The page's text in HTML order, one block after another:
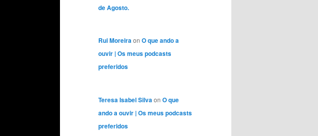
de Agosto.
Rui Moreiraon O que ando a
ouvir | Os meus podcasts
preferidos
Teresa Isabel Silva on O que
ando a ouvir | Os meus podcasts
preferidos